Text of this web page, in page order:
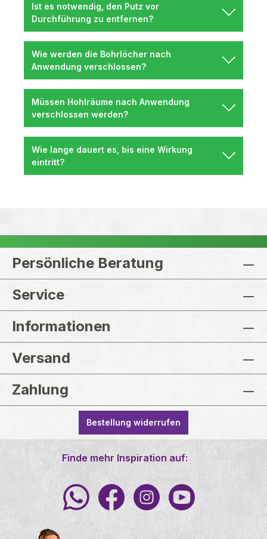
Ist es notwendig, den Putz vor
Durchführung zu entfernen?
Wie werden die Bohrlöcher nach
Anwendung verschlossen?
Müssen Hohlräume nach Anwendung
verschlossen werden?
Wie lange dauert es, bis eine Wirkung
eintritt?
Persönliche Beratung
Service
Informationen
Versand
Zahlung
Bestellung widerrufen
Finde mehr Inspiration auf: